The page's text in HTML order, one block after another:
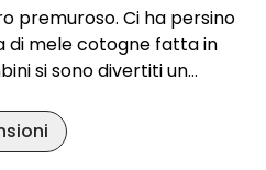
premuroso. Ci ha persino
mele cotogne fatta in
si sono divertiti un
fantastica, con
cinque più il cane. Da lì